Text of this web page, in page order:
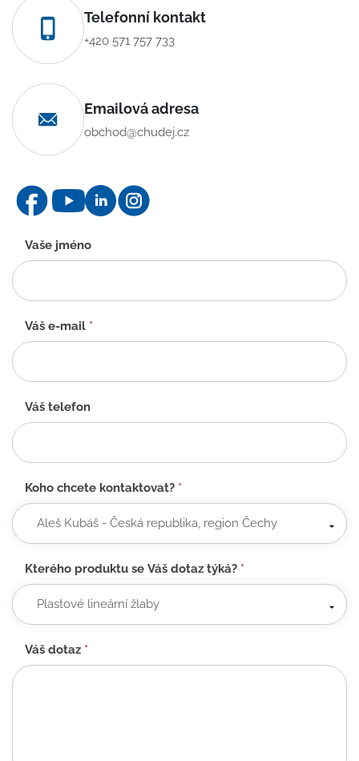
Telefonní kontakt
+420 571 757 733
Emailová adresa
obchod@chudej.cz
Kontaktní
formulář
-
CZ
Vaše jméno
Váš e-mail *
Váš telefon
Koho chcete kontaktovat? *
Kterého produktu se Váš dotaz týká? *
Váš dotaz *